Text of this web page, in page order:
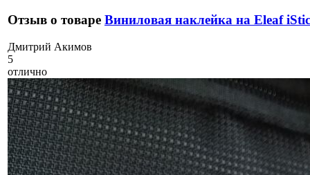
Отзыв о товаре Виниловая наклейка на Eleaf
Дмитрий Акимов
5
отлично